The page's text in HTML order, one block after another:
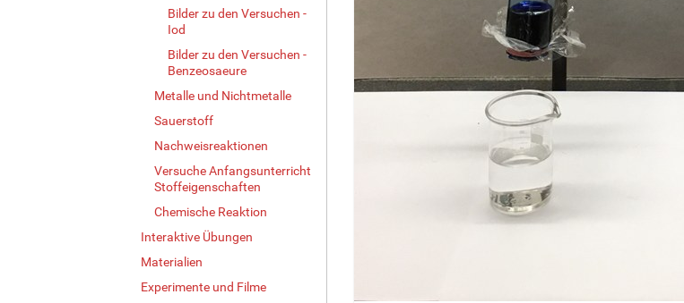
Bilder zu den Versuchen -
Iod
Bilder zu den Versuchen -
Benzeosaeure
Metalle und Nichtmetalle
Sauerstoff
Nachweisreaktionen
Versuche Anfangsunterricht
Stoffeigenschaften
Chemische Reaktion
Interaktive Übungen
Materialien
Experimente und Filme